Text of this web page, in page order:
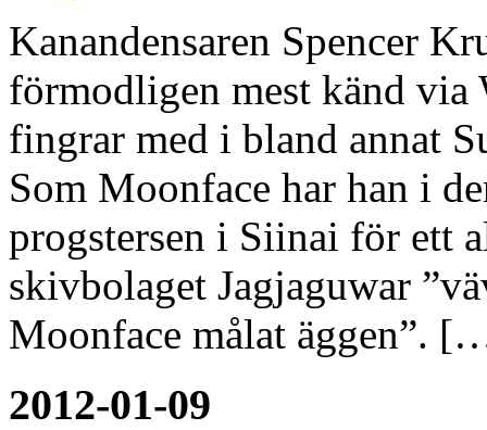
Kanandensaren Spencer
förmodligen mest känd via
fingrar med i bland annat
Som Moonface har han i
progstersen i Siinai för ett
skivbolaget Jagjaguwar
Moonface målat äggen”.
2012-01-09